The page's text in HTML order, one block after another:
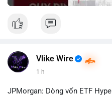
Vlike Wire
1 h
JPMorgan: Dòng vốn ETF